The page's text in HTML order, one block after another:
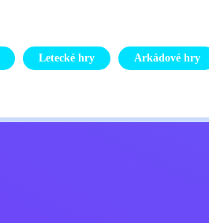
Letecké hry Arkádové hry